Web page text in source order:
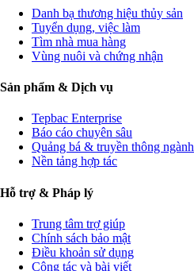
Danh bạ thương hiệu thủy sản
Tuyển dụng, việc làm
Tìm nhà mua hàng
Vùng nuôi và chứng nhận
Sản phẩm & Dịch vụ
Tepbac Enterprise
Báo cáo chuyên sâu
Quảng bá & truyền thông ngành
Nền tảng hợp tác
Hỗ trợ & Pháp lý
Trung tâm trợ giúp
Chính sách bảo mật
Điều khoản sử dụng
Cộng tác và bài viết